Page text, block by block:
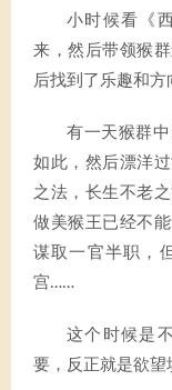
小时候看《
来，然后带领猴
后找到了乐趣和方
有一天猴群
如此，然后漂洋
之法，长生不老
做美猴王已经不
谋取一官半职，
宫……
这个时候是
要，反正就是欲望